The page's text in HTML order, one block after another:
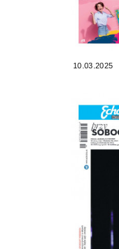
10.03.2025